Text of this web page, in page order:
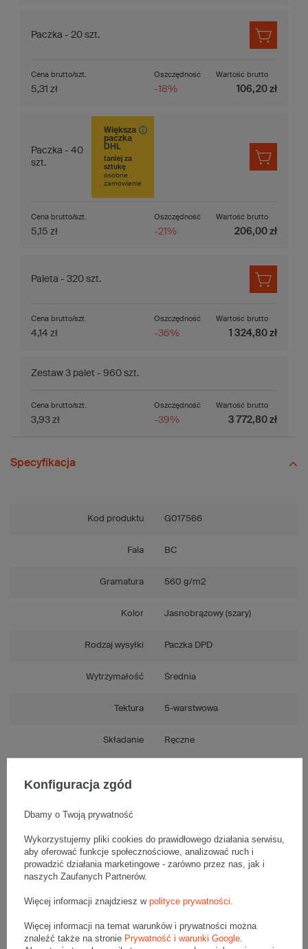
Paczka - 20 szt.
Oszczędność
-18%
Cena brutto/szt.
5,31 zł
Wartość brutto
106,20 zł
Paczka - 40
szt.
Większa
paczka
DHL
taniej za
sztukę
osobne
zamówienie
Oszczędność
-21%
Cena brutto/szt.
5,15 zł
Wartość brutto
206,00 zł
Paleta - 320 szt.
Oszczędność
-36%
Cena brutto/szt.
4,14 zł
Wartość brutto
1 324,80 zł
Zestaw 3 palet - 960 szt.
Oszczędność
-39%
Cena brutto/szt.
3,93 zł
Wartość brutto
3 772,80 zł
Specyfikacja
Kod produktu G017566
Fala BC
Gramatura 560 g/m2
Kolor Jasnobrązowy (szary)
Rodzaj wysyłki Paczka DPD
Wytrzymałość Średnia
Tektura 5-warstwowa
Składanie Ręczne
Opis produktu
Komplet szarych kartonów klapowych - 10 szt.
Wymiary zewnętrzne: 700x400x150mm (długość x szerokość x
Opakowanie wykonane jest z tektury falistej 5-warstwowej, fala BC
560 g/m2
Konfiguracja zgód
Dbamy o Twoją prywatność
Wykorzystujemy pliki cookies do prawidłowego działania serwisu,
aby oferować funkcje społecznościowe, analizować ruch i
prowadzić działania marketingowe - zarówno przez nas, jak i
naszych Zaufanych Partnerów.
Więcej informacji znajdziesz w polityce prywatności
Więcej informacji na temat warunków i prywatności można
znaleźć także na stronie Prywatność i warunki Google